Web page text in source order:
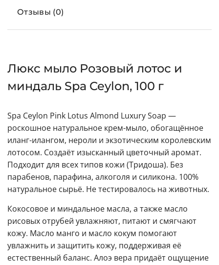
Отзывы (0)
Люкс мыло Розовый лотос и
миндаль Spa Ceylon, 100 г
Spa Ceylon Pink Lotus Almond Luxury Soap —
роскошное натуральное крем-мыло, обогащённое
иланг-илангом, нероли и экзотическим королевским
лотосом. Создаёт изысканный цветочный аромат.
Подходит для всех типов кожи (Тридоша). Без
парабенов, парафина, алкоголя и силикона. 100%
натуральное сырьё. Не тестировалось на животных.
Кокосовое и миндальное масла, а также масло
рисовых отрубей увлажняют, питают и смягчают
кожу. Масло манго и масло кокум помогают
увлажнить и защитить кожу, поддерживая её
естественный баланс. Алоэ вера придаёт ощущение